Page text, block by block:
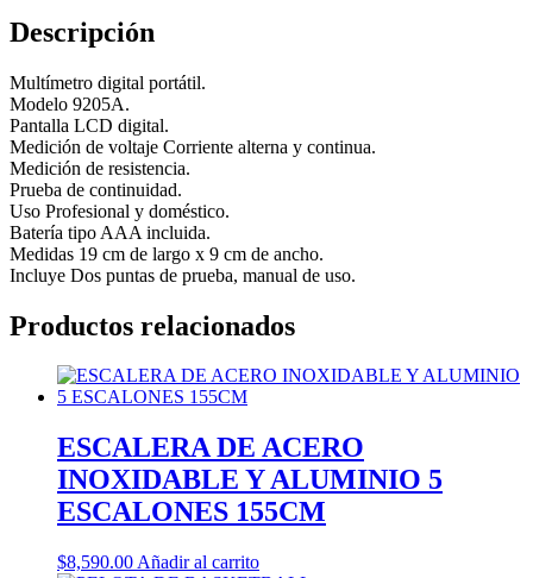
Descripción
Multímetro digital portátil.
Modelo 9205A.
Pantalla LCD digital.
Medición de voltaje Corriente alterna y continua.
Medición de resistencia.
Prueba de continuidad.
Uso Profesional y doméstico.
Batería tipo AAA incluida.
Medidas 19 cm de largo x 9 cm de ancho.
Incluye Dos puntas de prueba, manual de uso.
Productos relacionados
ESCALERA DE ACERO
INOXIDABLE Y ALUMINIO 5
ESCALONES 155CM
$8,590.00 Añadir al carrito